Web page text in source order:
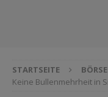
STARTSEITE
Keine Bullenmehrheit in